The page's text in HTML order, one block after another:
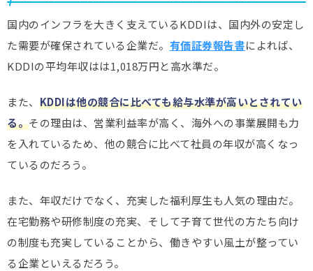
国内のインフラを大きく支えているKDDIは、国内外の安定し
た需要が確保されている企業だ。 有価証券報告書によれば、
KDDIの平均年収はは1,018万円と高水準だ。
また、 KDDIは他の競合に比べても給与水準が高いとされてい
る。その理由は、営業利益率が高く、海外への事業展開も力
を入れているため、他の競合に比べて社員の年収が高くなっ
ているのだろう。
また、年収だけでなく、充実した福利厚生も人気の理由だ。
在宅勤務や研修制度の充実、そして子育て世代の方たち向け
の制度も充実していることから、働きやすい風土が整ってい
る企業といえるだろう。